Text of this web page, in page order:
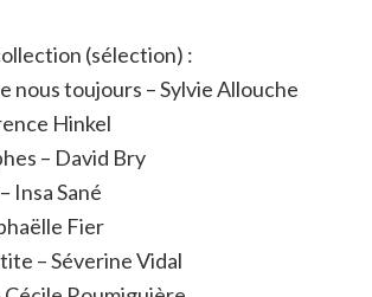
(sélection) :
nous toujours – Sylvie Allouche
Hinkel
– David Bry
Insa Sané
Fier
– Séverine Vidal